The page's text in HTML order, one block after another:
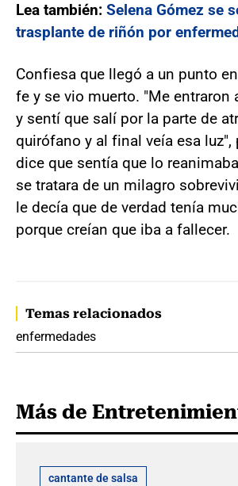
Lea también: Selena Gómez se
trasplante de riñón por
Confiesa que llegó a un punto
fe y se vio muerto. "Me entraron
y sentí que salí por la parte de
quirófano y al final veía esa luz",
dice que sentía que lo
se tratara de un milagro
le decía que de verdad tenía
porque creían que iba a fallecer.
Temas relacionados
enfermedades
Más de
cantante de salsa